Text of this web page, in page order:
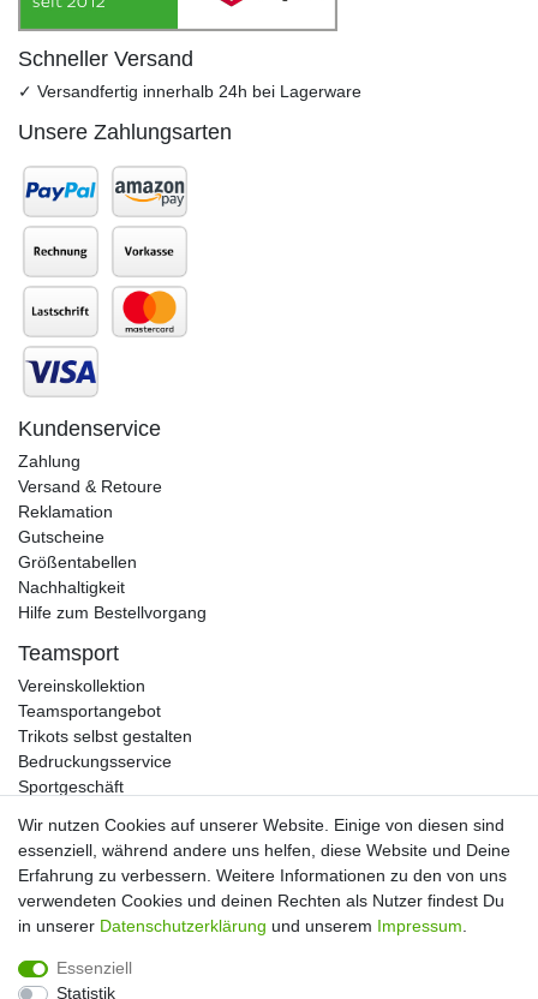
Schneller Versand
✓ Versandfertig innerhalb 24h bei Lagerware
Unsere Zahlungsarten
Kundenservice
Zahlung
Versand & Retoure
Reklamation
Gutscheine
Größentabellen
Nachhaltigkeit
Hilfe zum Bestellvorgang
Teamsport
Vereinskollektion
Teamsportangebot
Trikots selbst gestalten
Bedruckungsservice
Sportgeschäft
Widerrufs­recht
Wir nutzen Cookies auf unserer Website. Einige von diesen sind
essenziell, während andere uns helfen, diese Website und Deine
Erfahrung zu verbessern. Weitere Informationen zu den von uns
verwendeten Cookies und deinen Rechten als Nutzer findest Du
in unserer Daten­schutz­erklärung und unserem Impressum
Essenziell
Statistik